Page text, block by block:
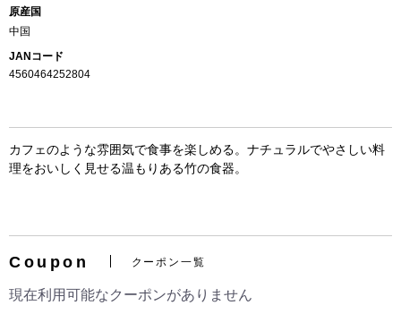
原産国
中国
JANコード
4560464252804
カフェのような雰囲気で食事を楽しめる。ナチュラルでやさしい料
理をおいしく見せる温もりある竹の食器。
Coupon クーポン一覧
現在利用可能なクーポンがありません